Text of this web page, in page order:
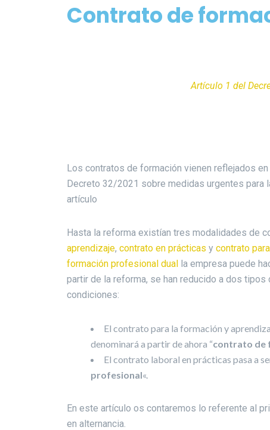
Contrato de
Artículo 1 del
Los contratos de formación vienen reflejados en
Decreto 32/2021 sobre medidas urgentes para
artículo
Hasta la reforma existían tres modalidades de
aprendizaje, contrato en prácticas y contrato
formación profesional dual la empresa puede
partir de la reforma, se han reducido a dos
condiciones:
El contrato para la formación y
denominará a partir de ahora “contrato de
El contrato laboral en prácticas pasa a
profesional«.
En este artículo os contaremos lo referente al
en alternancia.